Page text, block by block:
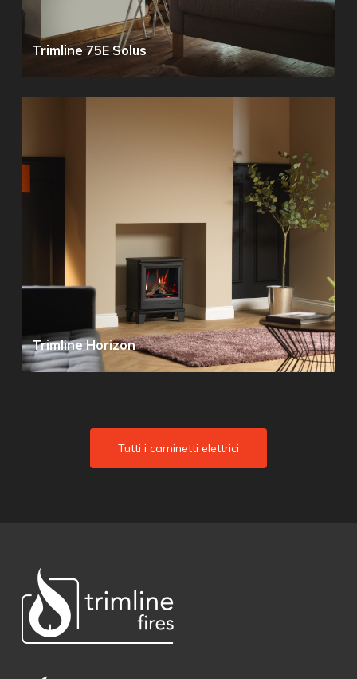
Trimline 75E Solus
Trimline Horizon
Tutti i caminetti elettrici